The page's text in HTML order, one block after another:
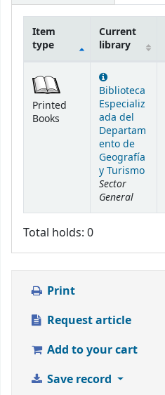
Item
type
Current
library
Printed
Books
Biblioteca
Especializ
ada del
Departam
ento de
Geografía
y Turismo
Sector
General
Total holds: 0
Print
Request article
Add to your cart
Save record